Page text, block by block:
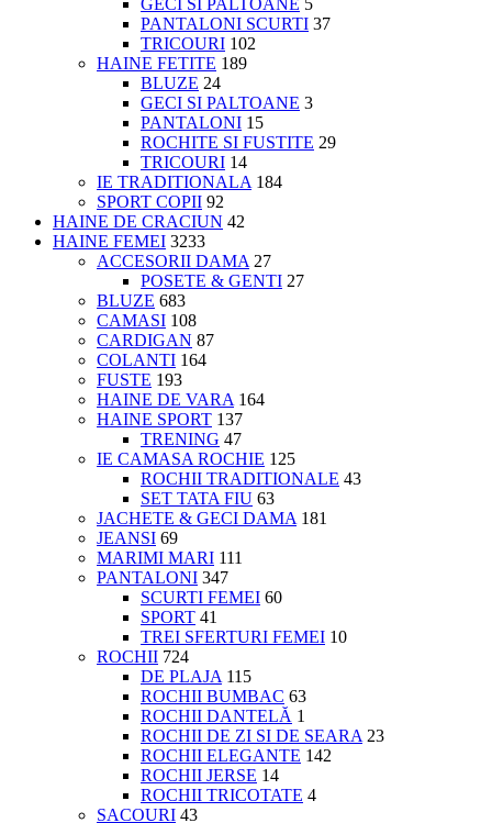
GECI SI PALTOANE 5
PANTALONI SCURTI 37
TRICOURI 102
HAINE FETITE 189
BLUZE 24
GECI SI PALTOANE 3
PANTALONI 15
ROCHITE SI FUSTITE 29
TRICOURI 14
IE TRADITIONALA 184
SPORT COPII 92
HAINE DE CRACIUN 42
HAINE FEMEI 3233
ACCESORII DAMA 27
POSETE & GENTI 27
BLUZE 683
CAMASI 108
CARDIGAN 87
COLANTI 164
FUSTE 193
HAINE DE VARA 164
HAINE SPORT 137
TRENING 47
IE CAMASA ROCHIE 125
ROCHII TRADITIONALE 43
SET TATA FIU 63
JACHETE & GECI DAMA 181
JEANSI 69
MARIMI MARI 111
PANTALONI 347
SCURTI FEMEI 60
SPORT 41
TREI SFERTURI FEMEI 10
ROCHII 724
DE PLAJA 115
ROCHII BUMBAC 63
ROCHII DANTELĂ 1
ROCHII DE ZI SI DE SEARA 23
ROCHII ELEGANTE 142
ROCHII JERSE 14
ROCHII TRICOTATE 4
SACOURI 43